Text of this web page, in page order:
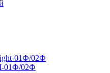
01Ф/02Ф
01Ф/02Ф